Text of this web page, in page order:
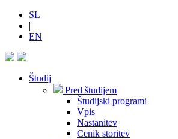
SL
|
EN
Študij
Pred študijem
Študijski programi
Vpis
Nastanitev
Cenik storitev